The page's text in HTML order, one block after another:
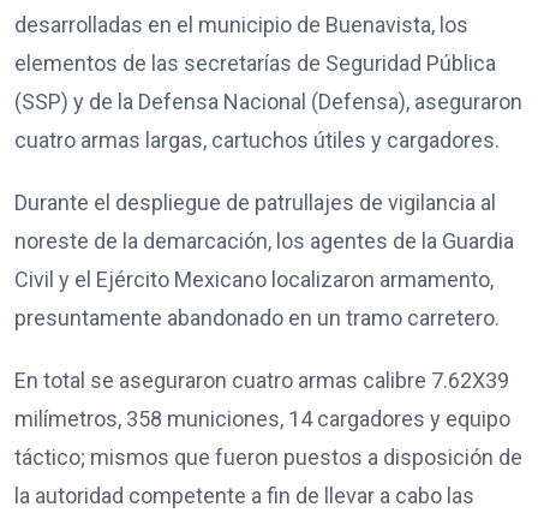
desarrolladas en el municipio de Buenavista, los
elementos de las secretarías de Seguridad Pública
(SSP) y de la Defensa Nacional (Defensa), aseguraron
cuatro armas largas, cartuchos útiles y cargadores.
Durante el despliegue de patrullajes de vigilancia al
noreste de la demarcación, los agentes de la Guardia
Civil y el Ejército Mexicano localizaron armamento,
presuntamente abandonado en un tramo carretero.
En total se aseguraron cuatro armas calibre 7.62X39
milímetros, 358 municiones, 14 cargadores y equipo
táctico; mismos que fueron puestos a disposición de
la autoridad competente a fin de llevar a cabo las